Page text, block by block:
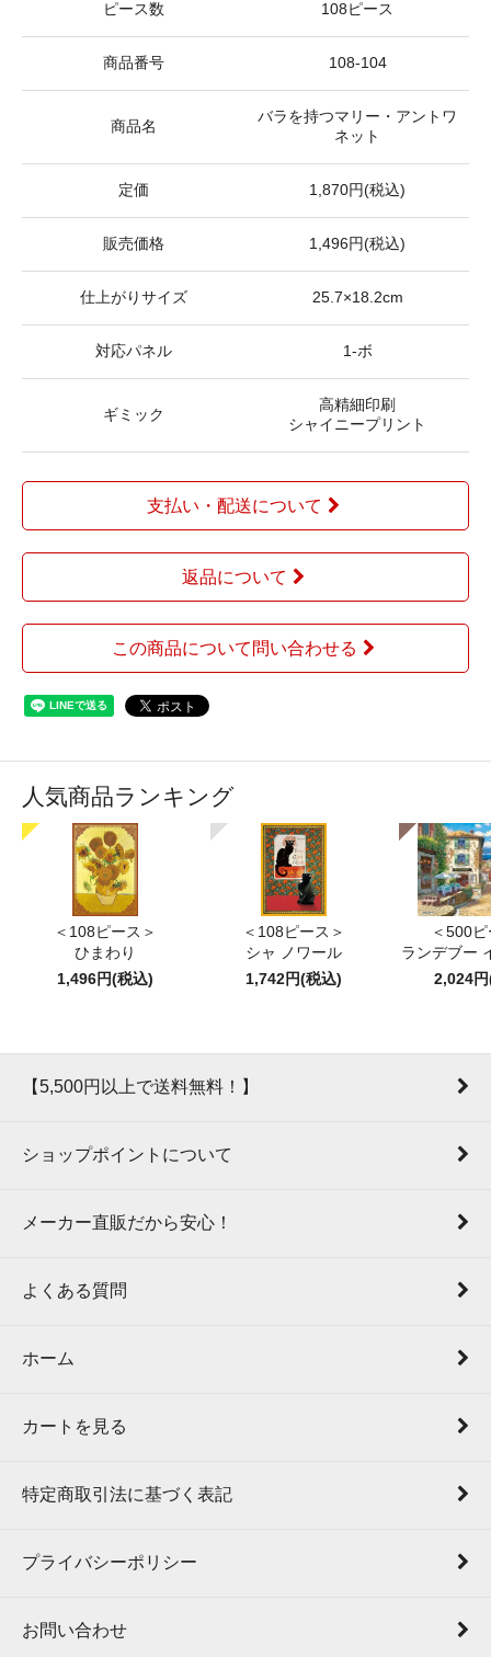
ピース数 108ピース
商品番号 108-104
商品名
バラを持つマリー・アントワ
ネット
定価 1,870円(税込)
販売価格 1,496円(税込)
仕上がりサイズ 25.7×18.2cm
対応パネル 1-ボ
ギミック
高精細印刷
シャイニープリント
支払い・配送について
返品について
この商品について問い合わせる
人気商品ランキング
＜108ピース＞
ひまわり
1,496円(税込)
＜108ピース＞
シャ ノワール
1,742円(税込)
＜500
ランデブー
2,024
【5,500円以上で送料無料！】
ショップポイントについて
メーカー直販だから安心！
よくある質問
ホーム
カートを見る
特定商取引法に基づく表記
プライバシーポリシー
お問い合わせ